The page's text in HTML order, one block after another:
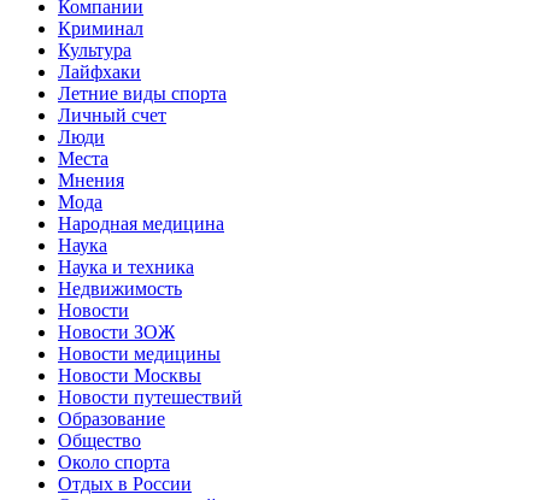
Компании
Криминал
Культура
Лайфхаки
Летние виды спорта
Личный счет
Люди
Места
Мнения
Мода
Народная медицина
Наука
Наука и техника
Недвижимость
Новости
Новости ЗОЖ
Новости медицины
Новости Москвы
Новости путешествий
Образование
Общество
Около спорта
Отдых в России